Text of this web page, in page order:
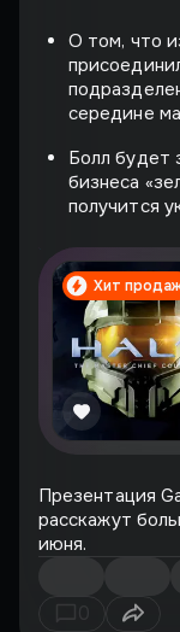
О том, что
середине
Болл будет
бизнеса
получится
Хит
Презентация
расскажут
июня.
0